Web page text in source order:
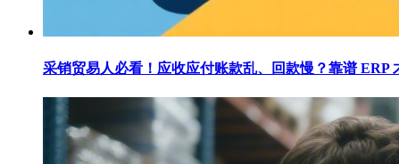
采销贸易人必看！应收应付账款乱、回款慢？靠谱 ERP